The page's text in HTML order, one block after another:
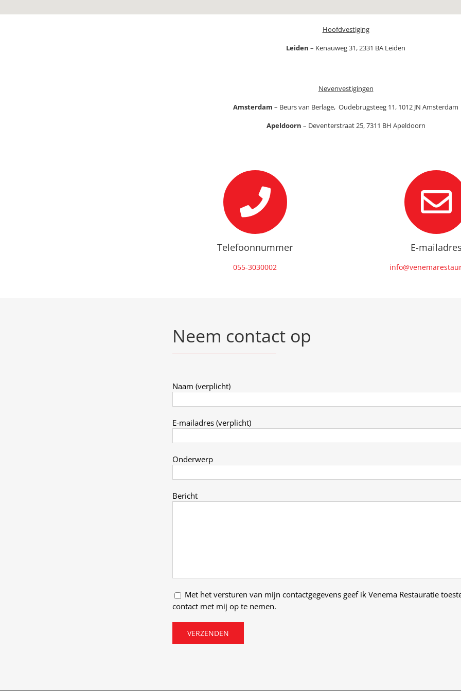
Hoofdvestiging
Leiden – Kenauweg 31, 2331 BA Leiden
Nevenvestigingen
Amsterdam – Beurs van Berlage, Oudebrugsteeg 11, 1012 JN Amsterdam
Apeldoorn – Deventerstraat 25, 7311 BH Apeldoorn
Telefoonnummer
055-3030002
E-mailadres
Neem contact op
Naam (verplicht)
E-mailadres (verplicht)
Onderwerp
Bericht
Met het versturen van mijn contactgegevens geef ik Venema Restauratie
contact met mij op te nemen.